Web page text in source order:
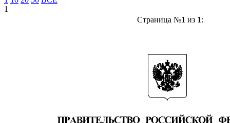
1
Страница №1 из 1: